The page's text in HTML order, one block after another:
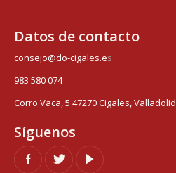
Datos de contacto
consejo@do-cigales.es
983 580 074
Corro Vaca, 5 47270 Cigales, Valladolid
Síguenos